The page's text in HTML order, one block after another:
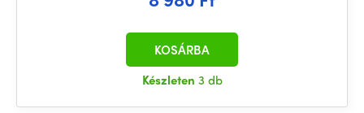
Készleten 3 db
KOSÁRBA